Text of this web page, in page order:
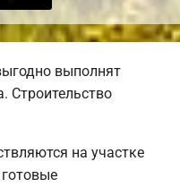
выполнят
Строительство
на участке